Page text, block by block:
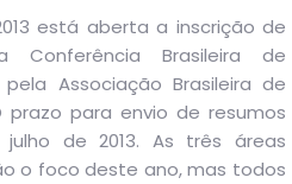
está aberta a inscrição de
Brasileira de
Associação Brasileira de
prazo para envio de resumos
de 2013. As três áreas
o foco deste ano, mas todos